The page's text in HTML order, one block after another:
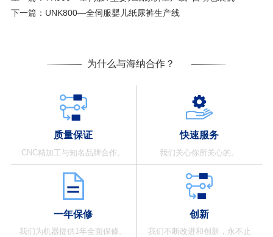
下一篇： UNK800—全伺服婴儿纸尿裤生产线
为什么与海纳合作？
质量保证
CNC精加工与知名品牌合作。
快速服务
我们关心你所关心的。
一年保修
我们为机器提供1年全面保修。
创新
我们不断改进和创新，永不止